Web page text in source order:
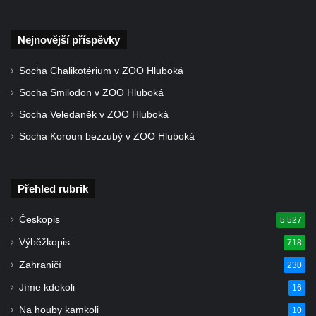
Kenotaf Gerharda Adolfa Johanna Sauera
na hřbitově ve Velkém Šenově
Pomník obětem 1. světové války před
kostelem svatého Bartoloměje ve Velkém
Cítolibech
Cítolibech
Hrob Josefa Fronka na hřbitově v Cítolibech
Nejnovější příspěvky
Socha Chalikotérium v ZOO Hluboká
Socha Smilodon v ZOO Hluboká
Socha Veledaněk v ZOO Hluboká
Socha Koroun bezzubý v ZOO Hluboká
Přehled rubrik
Českopis 5 527
Výběžkopis 718
Zahraničí 230
Jíme kdekoli 16
Na houby kamkoli 10